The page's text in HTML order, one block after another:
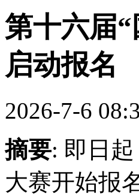
第十六届
启动报名
2026-7-6
摘要: 即日
大赛开始报